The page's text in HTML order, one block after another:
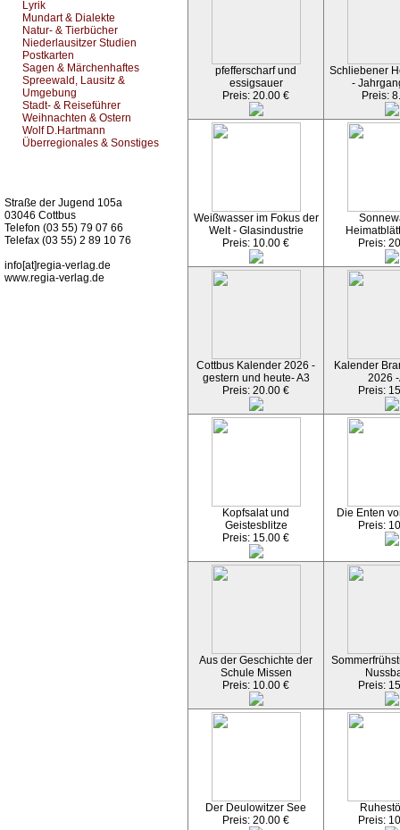
Lyrik
Mundart & Dialekte
Natur- & Tierbücher
Niederlausitzer Studien
Postkarten
Sagen & Märchenhaftes
Spreewald, Lausitz &
Umgebung
Stadt- & Reiseführer
Weihnachten & Ostern
Wolf D.Hartmann
Überregionales & Sonstiges
Straße der Jugend 105a
03046 Cottbus
Telefon (03 55) 79 07 66
Telefax (03 55) 2 89 10 76
info[at]regia-verlag.de
www.regia-verlag.de
pfefferscharf und
essigsauer
Preis: 20.00 €
Schliebener
-
Preis:
Weißwasser im Fokus der
Welt - Glasindustrie
Preis: 10.00 €
Preis:
Cottbus Kalender 2026 -
gestern und heute- A3
Preis: 20.00 €
Kalender
2026
Preis:
Kopfsalat und
Geistesblitze
Preis: 15.00 €
Die Enten
Preis:
Aus der Geschichte der
Schule Missen
Preis: 10.00 €
Preis:
Der Deulowitzer See
Preis: 20.00 €
Preis: